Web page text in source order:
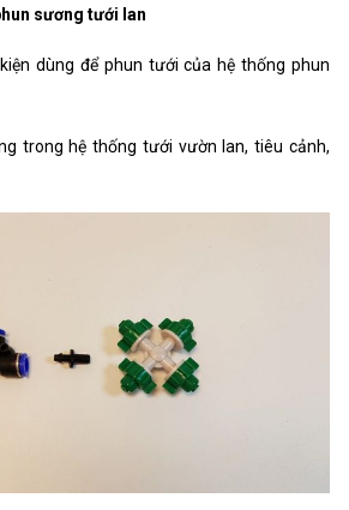
sương tưới lan
dùng để phun tưới của hệ thống phun
trong hệ thống tưới vườn lan, tiêu cảnh,